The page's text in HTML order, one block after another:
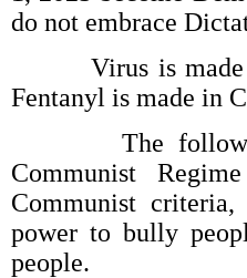
do not embrace
Virus is made in
Fentanyl is made in
The following
Communist
Communist
power to bully
people.